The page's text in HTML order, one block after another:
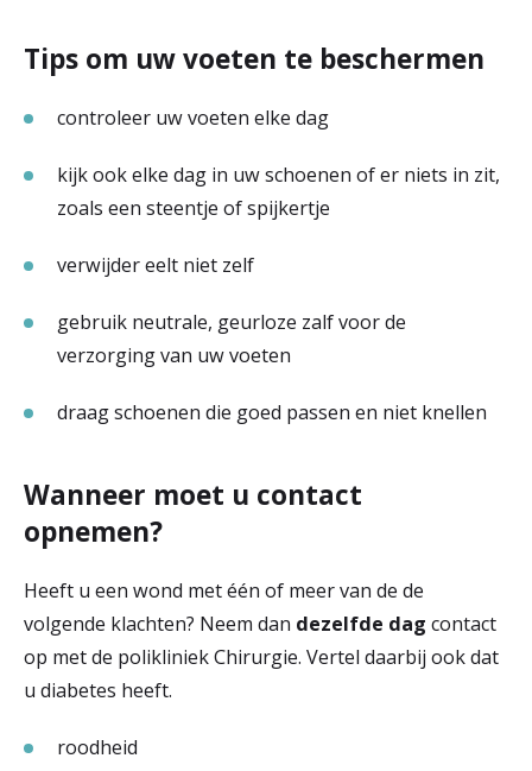
Tips om uw voeten te beschermen
controleer uw voeten elke dag
kijk ook elke dag in uw schoenen of er niets in zit,
zoals een steentje of spijkertje
verwijder eelt niet zelf
gebruik neutrale, geurloze zalf voor de
verzorging van uw voeten
draag schoenen die goed passen en niet knellen
Wanneer moet u contact
opnemen?
Heeft u een wond met één of meer van de de
volgende klachten? Neem dan dezelfde dag contact
op met de polikliniek Chirurgie. Vertel daarbij ook dat
u diabetes heeft.
roodheid